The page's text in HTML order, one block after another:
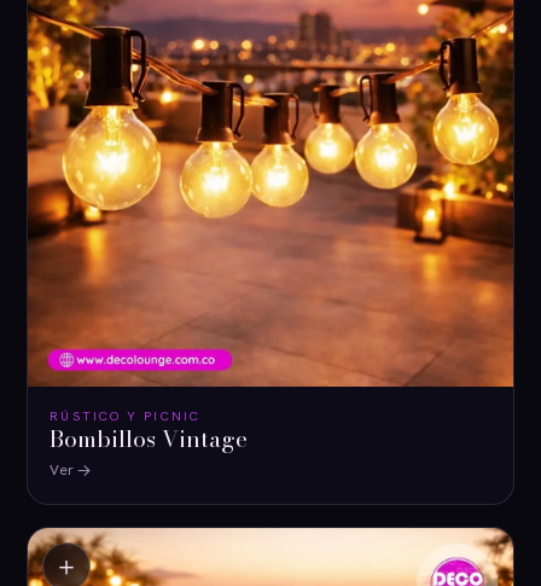
RÚSTICO Y PICNIC
Bombillos Vintage
Ver
＋